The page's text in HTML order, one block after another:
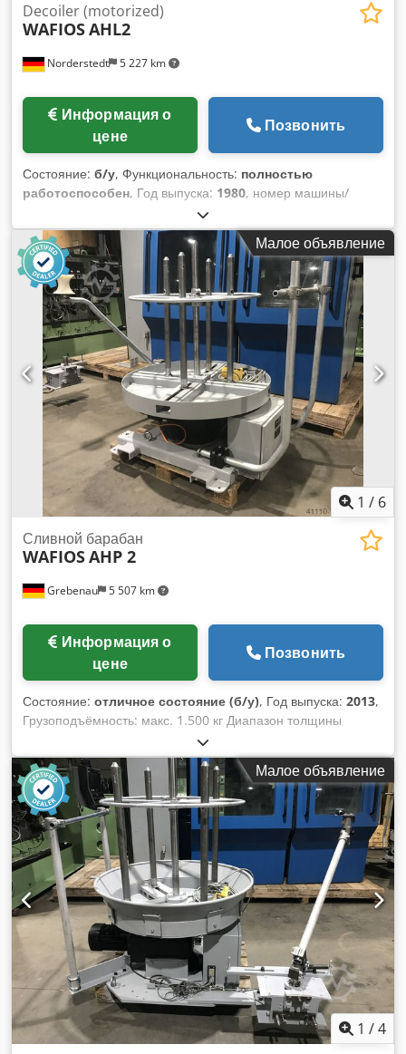
Norderstedt 5 227 km
Decoiler (motorized)
WAFIOSAHL2
цене
Позвонить
Состояние: б/у, Функциональность: полностью
работоспособен, Год выпуска: 1980, номер машины/
D02L/7983
номер: D02L/7983 Тип машины: decoiler (motorized) Info:
horizontal Марка: WAFIOS Тип: AHL2 Dedewi Sx Rspfx Ab
Ajck Год выпуска: 1980 max. coil diameter: 1000 mm
carrying weight: 150 kg Location: In our warehouse
Малое объявление
1 / 6
Grebenau 5 507 km
Сливной барабан
WAFIOSAHP 2
цене
Позвонить
Состояние: отличное состояние (б/у), Год выпуска: 2013,
Грузоподъёмность: макс. 1.500 кг Диапазон толщины
проволоки: 0,5 - 8,0 мм Dcsdpfx Aovam Iijb Aok Внешний
диаметр бухты: макс. 1.000 мм Внутренний диаметр бухты:
мин. 300 мм Частота вращения: 0 - 80 об/минМалое объявление
1 /4